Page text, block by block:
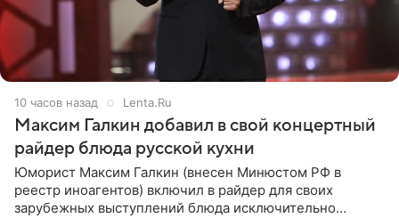
10 часов назад Lenta.Ru
Максим Галкин добавил в свой концертный
райдер блюда русской кухни
Юморист Максим Галкин (внесен Минюстом РФ в
реестр иноагентов) включил в райдер для своих
зарубежных выступлений блюда исключительно